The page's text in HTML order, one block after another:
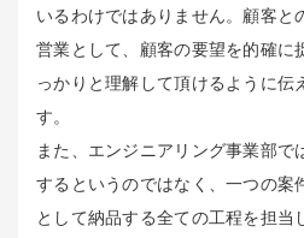
いるわけではありません。顧客と
営業として、顧客の要望を的確に
っかりと理解して頂けるように伝
す。
また、エンジニアリング事業部で
するというのではなく、一つの案
として納品する全ての工程を担当